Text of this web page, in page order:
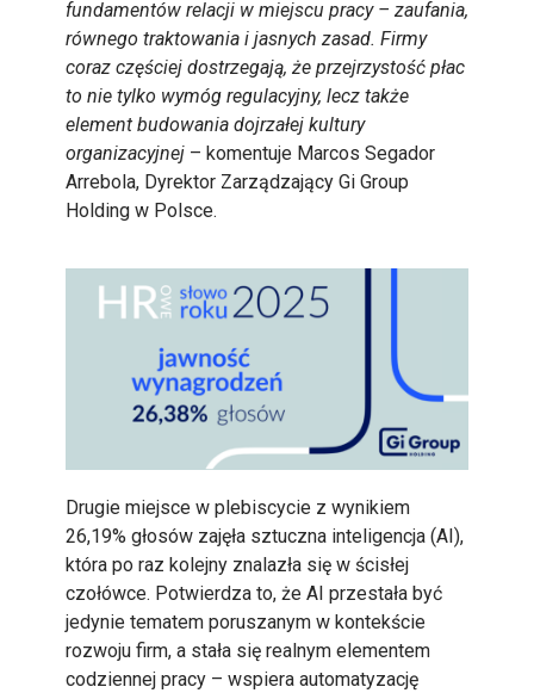
fundamentów relacji w miejscu pracy – zaufania,
równego traktowania i jasnych zasad. Firmy
coraz częściej dostrzegają, że przejrzystość płac
to nie tylko wymóg regulacyjny, lecz także
element budowania dojrzałej kultury
organizacyjnej– komentuje Marcos Segador
Arrebola, Dyrektor Zarządzający Gi Group
Holding w Polsce.
Drugie miejsce w plebiscycie z wynikiem
26,19% głosów zajęła sztuczna inteligencja (AI),
która po raz kolejny znalazła się w ścisłej
czołówce. Potwierdza to, że AI przestała być
jedynie tematem poruszanym w kontekście
rozwoju firm, a stała się realnym elementem
codziennej pracy – wspiera automatyzację